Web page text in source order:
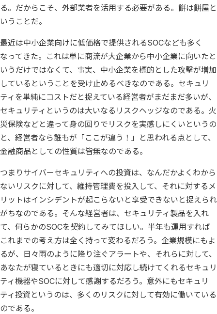
る。だからこそ、外部業者を活用する必要がある。餅は餅屋と
いうことだ。
最近は中小企業向けに低価格で提供されるSOCなども多く
なってきた。これは単に商流が大企業から中小企業に向いたと
いうだけではなくて、事実、中小企業を標的とした攻撃が増加
しているということを受け止めるべきなのである。セキュリ
ティを単純にコストだと捉えている経営者がまだまだ多いが、
セキュリティというのは大いなるリスクヘッジなのである。火
災保険などと違って身の回りでリスクを実感しにくいというの
と、経営者なら誰もが「ここが違う！」と思われる点として、
金融商品としての性質は皆無なのである。
つまりサイバーセキュリティへの投資は、なんだかよくわから
ないリスクに対して、維持管理費を投入して、それに対するメ
リットはインシデントが起こらないと享受できないと捉えられ
がちなのである。そんな経営者は、セキュリティ製品を入れ
て、何らかのSOCを契約してみてほしい。半年も運用すれば
これまでの考え方は全く持って変わるだろう。企業規模にもよ
るが、日々雨のように降り注ぐアラートや、それらに対して、
あなたが寝ているときにも適切に対応し続けてくれるセキュリ
ティ機器やSOCに対して感謝するだろう。意外にもセキュリ
ティ投資というのは、多くのリスクに対して有効に働いている
のである。